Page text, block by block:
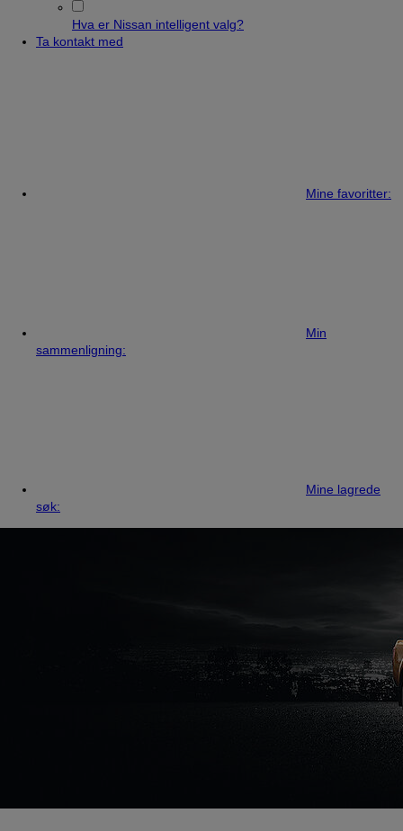
Hva er Nissan intelligent valg?
Ta kontakt med
Mine favoritter:
Min
sammenligning:
Mine lagrede
søk: